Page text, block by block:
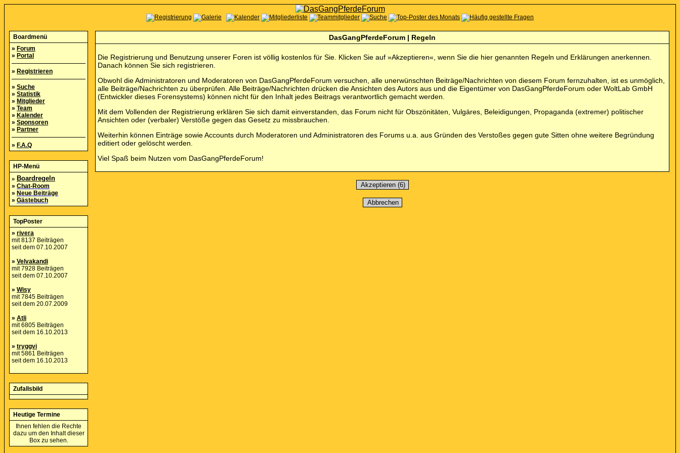
Boardmenü
» Forum
» Portal
» Registrieren
» Suche
» Statistik
» Mitglieder
» Team
» Kalender
» Sponsoren
» Partner
» F.A.Q
HP-Menü
» Boardregeln
» Chat-Room
» Neue Beiträge
» Gästebuch
TopPoster
» rivera
mit 8137 Beiträgen
seit dem 07.10.2007
» Velvakandi
mit 7928 Beiträgen
seit dem 07.10.2007
» Wisy
mit 7845 Beiträgen
seit dem 20.07.2009
» Atli
mit 6805 Beiträgen
seit dem 16.10.2013
» tryggvi
mit 5861 Beiträgen
seit dem 16.10.2013
Zufallsbild
Heutige Termine
Ihnen fehlen die Rechte
dazu um den Inhalt dieser
Box zu sehen.
DasGangPferdeForum | Regeln
Die Registrierung und Benutzung unserer Foren ist völlig kostenlos für Sie. Klicken Sie auf »Akzeptieren«, wenn Sie die hier genannten Regeln und Erklärungen anerkennen.
Danach können Sie sich registrieren.
Obwohl die Administratoren und Moderatoren von DasGangPferdeForum versuchen, alle unerwünschten Beiträge/Nachrichten von diesem Forum fernzuhalten, ist es unmöglich,
alle Beiträge/Nachrichten zu überprüfen. Alle Beiträge/Nachrichten drücken die Ansichten des Autors aus und die Eigentümer von DasGangPferdeForum oder WoltLab GmbH
(Entwickler dieses Forensystems) können nicht für den Inhalt jedes Beitrags verantwortlich gemacht werden.
Mit dem Vollenden der Registrierung erklären Sie sich damit einverstanden, das Forum nicht für Obszönitäten, Vulgäres, Beleidigungen, Propaganda (extremer) politischer
Ansichten oder (verbaler) Verstöße gegen das Gesetz zu missbrauchen.
Weiterhin können Einträge sowie Accounts durch Moderatoren und Administratoren des Forums u.a. aus Gründen des Verstoßes gegen gute Sitten ohne weitere Begründung
editiert oder gelöscht werden.
Viel Spaß beim Nutzen vom DasGangPferdeForum!